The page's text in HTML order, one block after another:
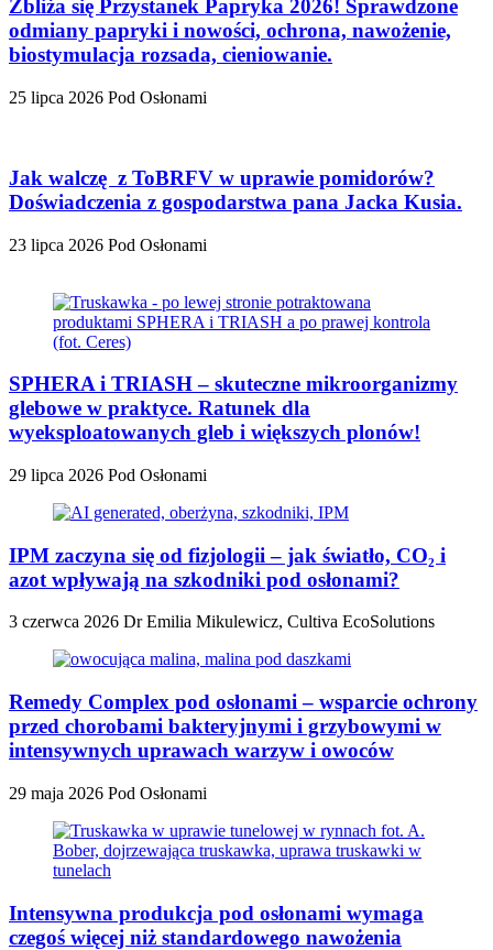
Zbliża się Przystanek Papryka 2026! Sprawdzone
odmiany papryki i nowości, ochrona, nawożenie,
biostymulacja rozsada, cieniowanie.
25 lipca 2026 Pod Osłonami
Jak walczę z ToBRFV w uprawie pomidorów?
Doświadczenia z gospodarstwa pana Jacka Kusia.
23 lipca 2026 Pod Osłonami
SPHERA i TRIASH – skuteczne mikroorganizmy
glebowe w praktyce. Ratunek dla
wyeksploatowanych gleb i większych plonów!
29 lipca 2026 Pod Osłonami
IPM zaczyna się od fizjologii – jak światło, CO₂ i
azot wpływają na szkodniki pod osłonami?
3 czerwca 2026 Dr Emilia Mikulewicz, Cultiva EcoSolutions
Remedy Complex pod osłonami – wsparcie ochrony
przed chorobami bakteryjnymi i grzybowymi w
intensywnych uprawach warzyw i owoców
29 maja 2026 Pod Osłonami
Intensywna produkcja pod osłonami wymaga
czegoś więcej niż standardowego nawożenia